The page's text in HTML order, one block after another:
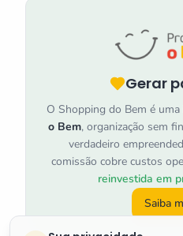
Gerar
O Shopping do Bem é uma
o Bem, organização sem
verdadeiro
comissão cobre custos
reinvestida em
Saiba